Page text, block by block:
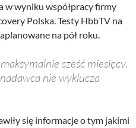
w wyniku współpracy firmy
Polska. Testy HbbTV na
na pół roku.
sześć miesięcy.
nie wyklucza
się informacje o tym jakimi